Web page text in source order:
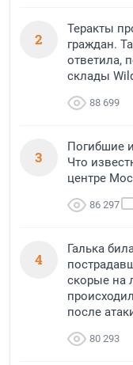
2
Теракты
граждан.
ответила,
склады
88 699
3
Погибшие
Что
центре
86 297
4
Галька
скорые на
после
80 293